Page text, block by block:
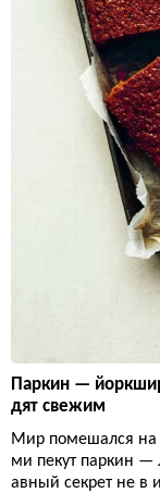
Паркин —
дят свежим
Мир помешался на
ми пекут паркин —
авный секрет не в